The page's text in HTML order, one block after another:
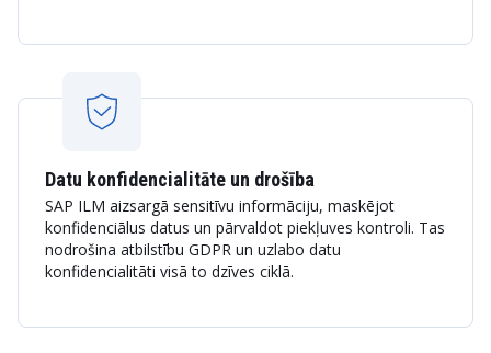
Datu konfidencialitāte un drošība
SAP ILM aizsargā sensitīvu informāciju, maskējot
konfidenciālus datus un pārvaldot piekļuves kontroli. Tas
nodrošina atbilstību GDPR un uzlabo datu
konfidencialitāti visā to dzīves ciklā.